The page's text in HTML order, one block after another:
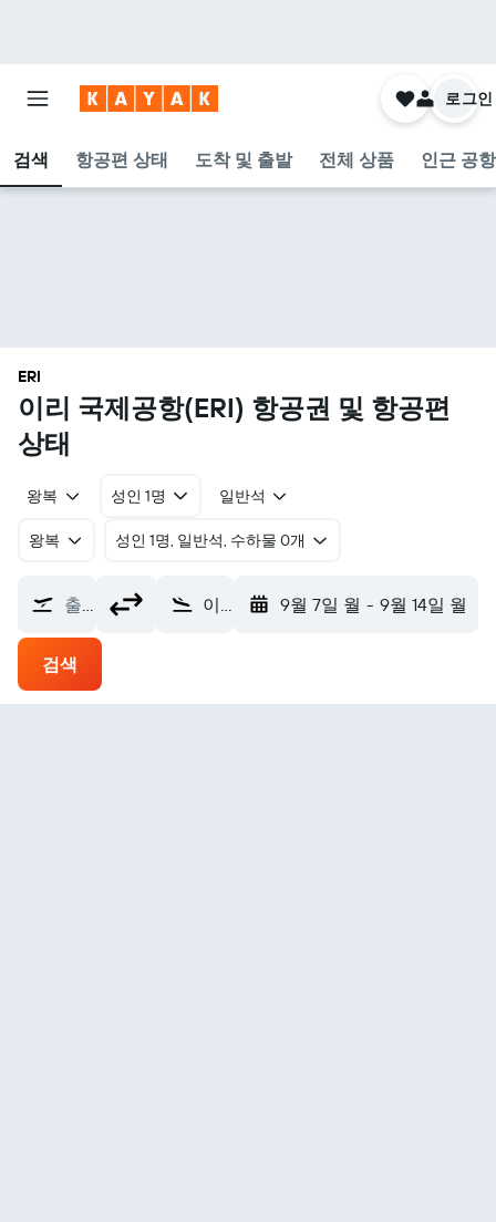
검색 항공편 상태 도착 및 출발 전체 상품 인근 공항
로그인
ERI
이리 국제공항(ERI) 항공권 및 항공편
상태
왕복 성인 1명 일반석
왕복 ​성인 1명, 일반석, 수하물 0개
출발지 이리 국제공항 (ERI) 9월 7일 월 - 9월 14일 월
검색